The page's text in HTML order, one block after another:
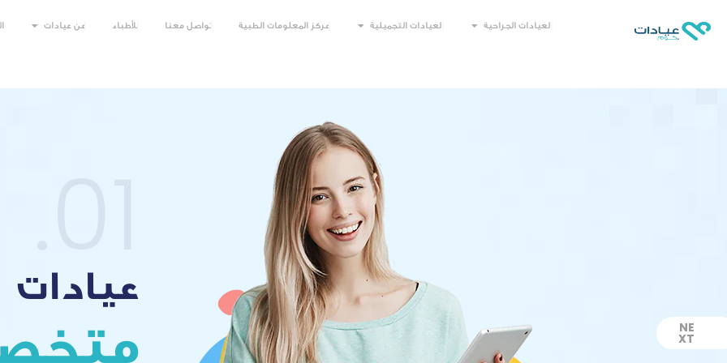
العيادات الجراحية العيادات التجميلية مركز المعلومات الطبية تواصل معنا للأطباء عن عيادات
عيادات
تقدم NE
XT
التالي